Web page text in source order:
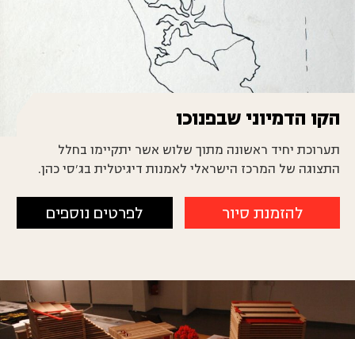
הקו הדמיוני שבפנוכו
תערוכת יחיד ראשונה מתוך שלוש אשר יתקיימו בחלל
התצוגה של המרכז הישראלי לאמנות דיגיטלית בג’סי כהן.
להזמנת סיור לפרטים נוספים